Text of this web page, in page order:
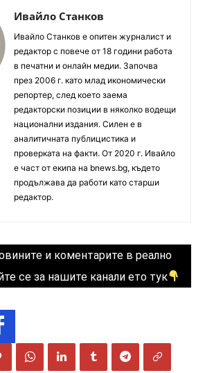
Ивайло Станков
Ивайло Станков е опитен журналист и
редактор с повече от 18 години работа
в печатни и онлайн медии. Започва
през 2006 г. като млад икономически
репортер, след което заема
редакторски позиции в няколко водещи
национални издания. Силен е в
аналитичната публицистика и
проверката на факти. От 2020 г. Ивайло
е част от екипа на bnews.bg, където
продължава да работи като старши
редактор.
и коментарите в реално
се за нашите канали ето тук